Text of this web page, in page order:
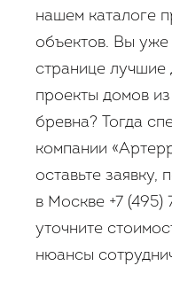
нашем каталоге
объектов. Вы
странице лучшие
проекты домов
бревна? Тогда
компании
оставьте заявку,
в Москве +7 (495)
уточните
нюансы